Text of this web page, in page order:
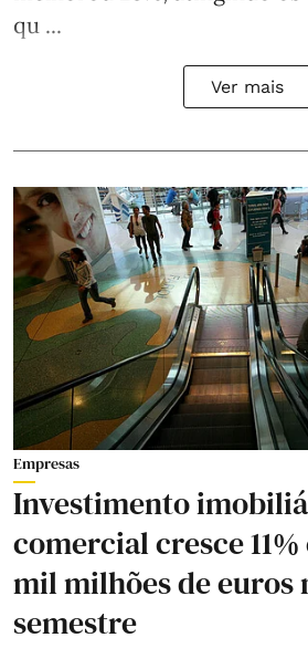
qu ...
Ver mais
Empresas
Investimento
comercial cresce 11%
mil milhões de euros
semestre